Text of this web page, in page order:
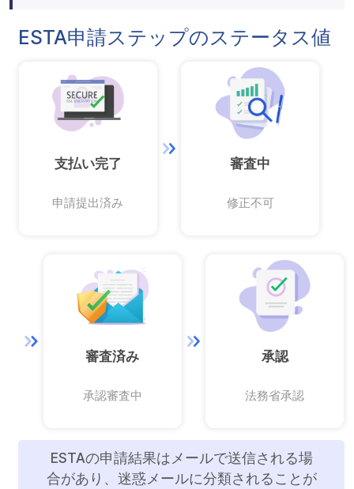
ESTA申請ステップのステータス値
支払い完了
申請提出済み
審査中
修正不可
審査済み
承認審査中
承認
法務省承認
ESTAの申請結果はメールで送信される場
合があり、迷惑メールに分類されることが